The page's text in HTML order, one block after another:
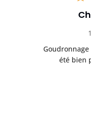
été bien